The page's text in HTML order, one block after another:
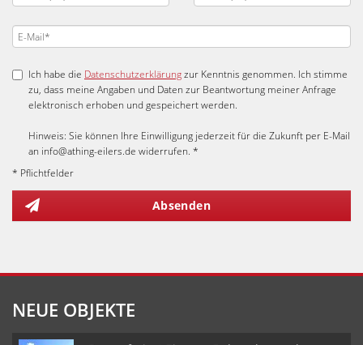
Ich habe die Datenschutzerklärungzur Kenntnis genommen. Ich stimme
zu, dass meine Angaben und Daten zur Beantwortung meiner Anfrage
elektronisch erhoben und gespeichert werden.
Hinweis: Sie können Ihre Einwilligung jederzeit für die Zukunft per E-Mail
an info@athing-eilers.de widerrufen. *
* Pflichtfelder
Absenden
NEUE OBJEKTE